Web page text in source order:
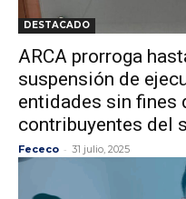
DESTACADO
ARCA prorroga
suspensión de
entidades sin fines
contribuyentes del
Fececo - 31 julio, 2025